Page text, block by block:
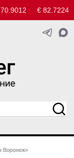
€ 82.7224
Воронеж»